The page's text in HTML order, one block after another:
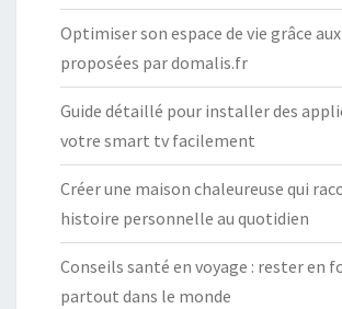
E
D
R
É
P
A
R
Optimiser son espace de vie grâce
proposées par domalis.fr
Guide détaillé pour installer des
votre smart tv facilement
Créer une maison chaleureuse qui
histoire personnelle au quotidien
Conseils santé en voyage : rester en
partout dans le monde